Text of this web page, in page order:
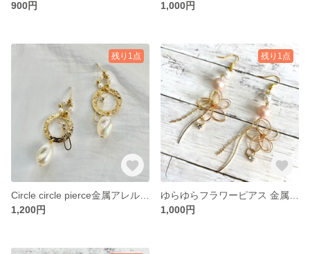
900円 1,000円
残り1点
1,200円
残り1点
1,000円